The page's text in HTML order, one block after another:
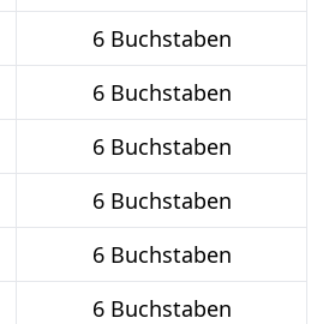
6 Buchstaben
6 Buchstaben
6 Buchstaben
6 Buchstaben
6 Buchstaben
6 Buchstaben